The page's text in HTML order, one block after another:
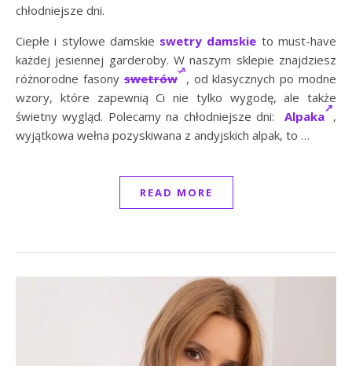
chłodniejsze dni.
Ciepłe i stylowe damskie swetry damskie to must-have
każdej jesiennej garderoby. W naszym sklepie znajdziesz
różnorodne fasonyswetrów
, od klasycznych po modne
wzory, które zapewnią Ci nie tylko wygodę, ale także
świetny wygląd. Polecamy na chłodniejsze dni: Alpaka ,
wyjątkowa wełna pozyskiwana z andyjskich alpak, to …
READ MORE